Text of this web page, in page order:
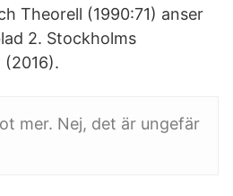
Theorell (1990:71) anser
2. Stockholms
(2016).
mer. Nej, det är ungefär